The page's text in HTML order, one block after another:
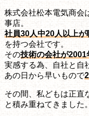
株式会社松本電気商会
事店。
社員30人中20人以上
を持つ会社です。
その技術の会社が2001
実感する為、自社と自
あの日から早いもので
その間、私どもは正直
と積み重ねてきまし